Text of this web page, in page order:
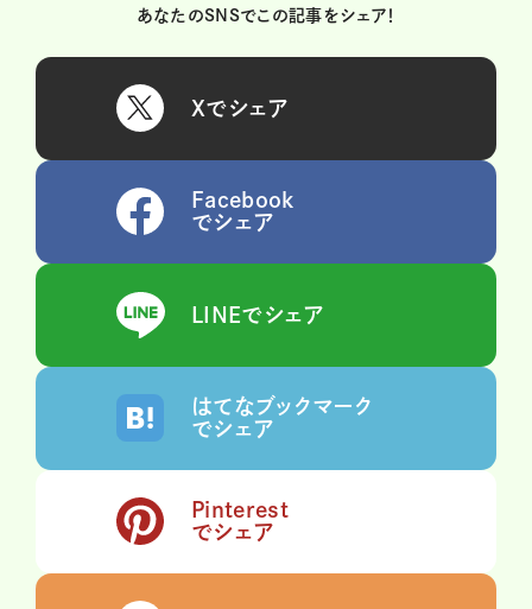
あなたのSNSでこの記事をシェア！
Xでシェア
Facebook
でシェア
LINEでシェア
はてなブックマーク
でシェア
Pinterest
でシェア